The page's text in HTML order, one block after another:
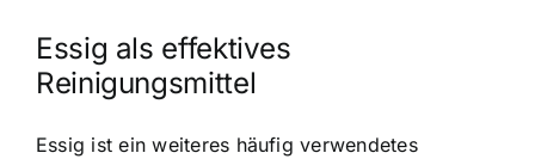
Essig als effektives
Reinigungsmittel
Essig ist ein weiteres häufig verwendetes